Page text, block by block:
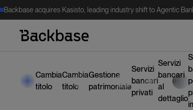
Backbase acquires Kasisto, leading industry shift to Agentic
Cambia
titolo
Cambia
titolo
Gestione
patrimoniale
Servizi
bancari
privati
Servizi
bancari
al
dettaglio